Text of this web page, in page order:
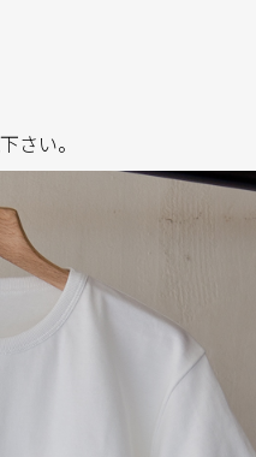
さい。